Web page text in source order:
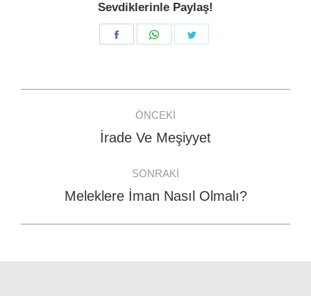
Sevdiklerinle Paylaş!
Share
Share
navigation
ÖNCEKI
Previous
İrade Ve Meşiyyet
SONRAKI
Next
Meleklere İman Nasıl Olmalı?